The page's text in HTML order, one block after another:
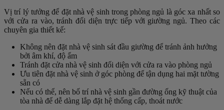
Vị trí lý tưởng để đặt nhà vệ sinh trong phòng ngủ là góc xa nhất so
với cửa ra vào, tránh đối diện trực tiếp với giường ngủ. Theo các
chuyên gia thiết kế:
Không nên đặt nhà vệ sinh sát đầu giường để tránh ảnh hưởng
bởi âm khí, độ ẩm
Tránh đặt cửa nhà vệ sinh đối diện với cửa ra vào phòng ngủ
Ưu tiên đặt nhà vệ sinh ở góc phòng để tận dụng hai mặt tường
sẵn có
Nếu có thể, nên bố trí nhà vệ sinh gần đường ống kỹ thuật của
tòa nhà để dễ dàng lắp đặt hệ thống cấp, thoát nước